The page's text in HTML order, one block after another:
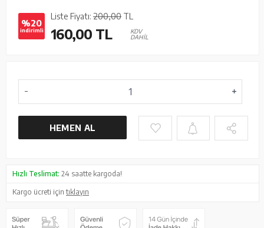
%20
indirimli
Liste Fiyatı: 200,00 TL
160,00 TL
KDV
DAHİL
HEMEN AL
Hızlı Teslimat: 24 saatte kargoda!
Kargo ücreti içintıklayın